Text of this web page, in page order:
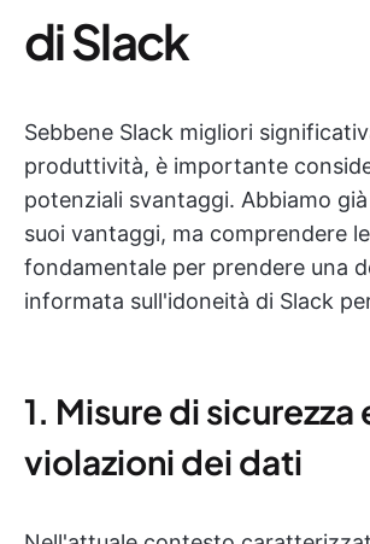
di Slack
Sebbene Slack migliori
produttività, è importante
potenziali svantaggi. Abbiamo
suoi vantaggi, ma comprendere
fondamentale per prendere una
informata sull'idoneità di Slack
1. Misure di sicurezza
violazioni dei dati